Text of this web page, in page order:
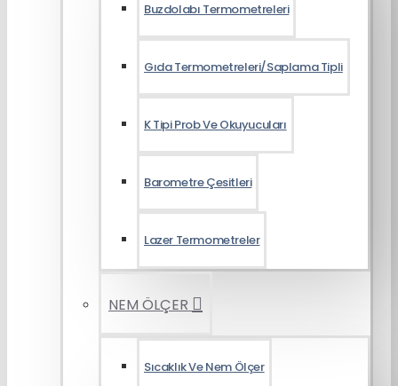
Buzdolabı Termometreleri
Gıda Termometreleri/Saplama Tipli
K Tipi Prob Ve Okuyucuları
Barometre Çesitleri
Lazer Termometreler
NEM ÖLÇER
Sıcaklık Ve Nem Ölçer